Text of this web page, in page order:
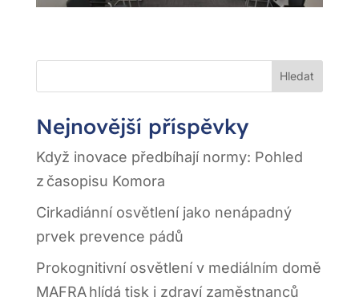
Hledat
Nejnovější příspěvky
Když inovace předbíhají normy: Pohled
z časopisu Komora
Cirkadiánní osvětlení jako nenápadný
prvek prevence pádů
Prokognitivní osvětlení v mediálním domě
MAFRA hlídá tisk i zdraví zaměstnanců